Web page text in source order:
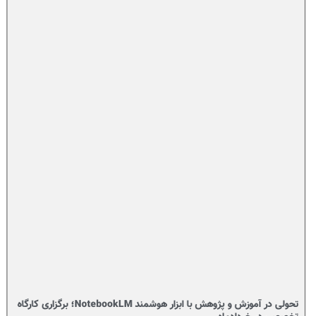
تحولی در آموزش و پژوهش با ابزار هوشمند NotebookLM؛ برگزاری کارگاه